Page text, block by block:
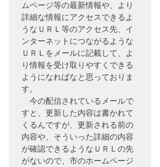
ムページ等の最新情報や、より
詳細な情報にアクセスできるよ
うなＵＲＬ等のアクセス先、イ
ンターネットにつながるような
ＵＲＬをメールに記載して、よ
り情報を受け取りやすくできる
ようになればなと思っておりま
す。
今の配信されているメールで
すと、更新した内容は書かれて
くるんですが、更新される前の
内容や、そういった詳細の内容
が確認できるようなＵＲＬの先
がないので、市のホームページ